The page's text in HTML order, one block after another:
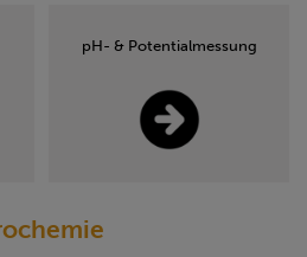
pH- & Potentialmessung